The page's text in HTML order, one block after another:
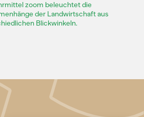
zoom beleuchtet die
der Landwirtschaft aus
Blickwinkeln.